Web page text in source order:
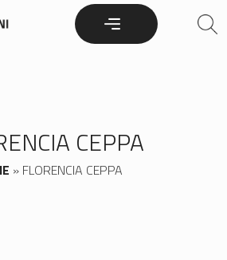
CEPPA
» FLORENCIA CEPPA